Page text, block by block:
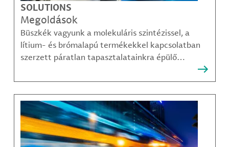
SOLUTIONS
Megoldások
Büszkék vagyunk a molekuláris szintézissel, a
lítium- és brómalapú termékekkel kapcsolatban
szerzett páratlan tapasztalatainkra épülő
legösszetettebb kihívásai is sikerrel leküzdhetők.